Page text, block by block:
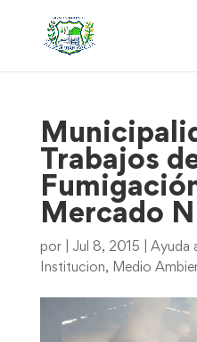
Trabajos
Mercado
por Jul 8, 2015
Ayuda
Institucion, Medio